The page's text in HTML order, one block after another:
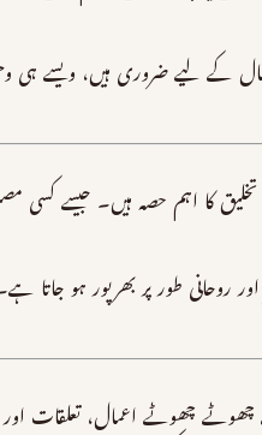
کے لیے ضروری ہیں، ویسے ہی وحی
کی تخلیق کا اہم حصہ ہیں۔
اور روحانی طور پر بھرپور ہو
چھوٹے اعمال، تعلقات